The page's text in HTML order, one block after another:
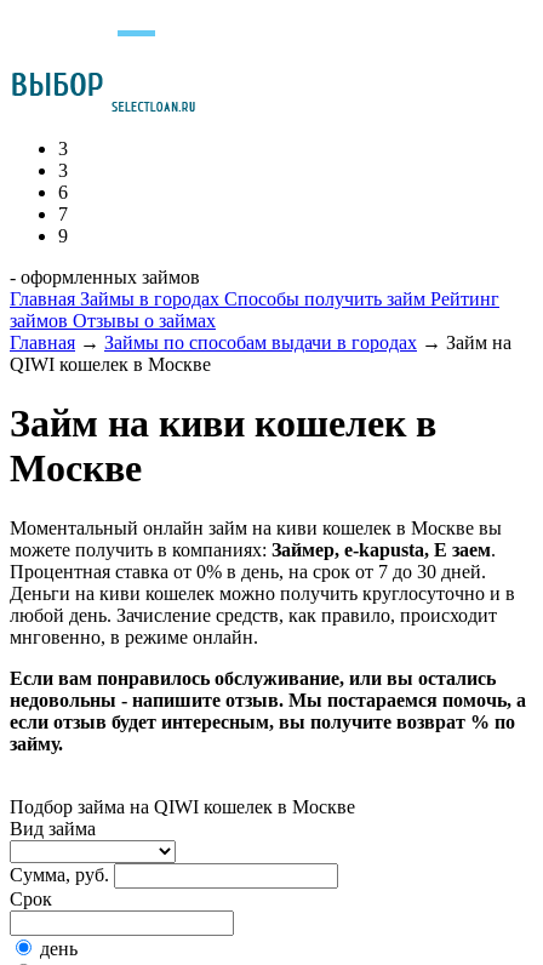
3
3
6
7
9
- оформленных займов
Главная Займы в городах Способы получить займ Рейтинг
займов Отзывы о займах
Главная → Займы по способам выдачи в городах → Займ на
QIWI кошелек в Москве
Займ на киви кошелек в
Москве
Моментальный онлайн займ на киви кошелек в Москве вы
можете получить в компаниях: Займер, e-kapusta, Е заем.
Процентная ставка от 0% в день, на срок от 7 до 30 дней.
Деньги на киви кошелек можно получить круглосуточно и в
любой день. Зачисление средств, как правило, происходит
мнговенно, в режиме онлайн.
Если вам понравилось обслуживание, или вы остались
недовольны - напишите отзыв. Мы постараемся помочь, а
если отзыв будет интересным, вы получите возврат % по
займу.
Подбор займа на QIWI кошелек в Москве
Вид займа
Сумма, руб.
Срок
день